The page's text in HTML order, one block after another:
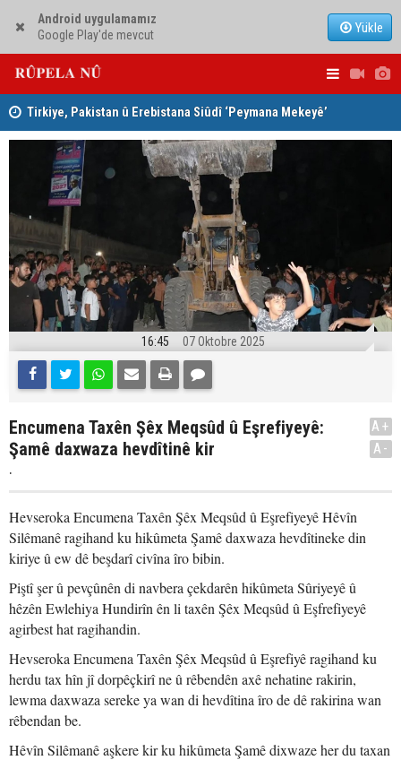
Android uygulamamız
Google Play'de mevcut
Yükle
Tirkiye, Pakistan û Erebistana Siûdî ‘Peymana Mekeyê’
îmze kir girîng e û
16:45 07 Oktobre 2025
Encumena Taxên Şêx Meqsûd û Eşrefiyeyê:
Şamê daxwaza hevdîtinê kir
.
A+
A-
Hevseroka Encumena Taxên Şêx Meqsûd û Eşrefiyeyê Hêvîn
Silêmanê ragihand ku hikûmeta Şamê daxwaza hevdîtineke din
kiriye û ew dê beşdarî civîna îro bibin.
Piştî şer û pevçûnên di navbera çekdarên hikûmeta Sûriyeyê û
hêzên Ewlehiya Hundirîn ên li taxên Şêx Meqsûd û Eşfrefiyeyê
agirbest hat ragihandin.
Hevseroka Encumena Taxên Şêx Meqsûd û Eşrefiyê ragihand ku
herdu tax hîn jî dorpêçkirî ne û rêbendên axê nehatine rakirin,
lewma daxwaza sereke ya wan di hevdîtina îro de dê rakirina wan
rêbendan be.
Hêvîn Silêmanê aşkere kir ku hikûmeta Şamê dixwaze her du taxan